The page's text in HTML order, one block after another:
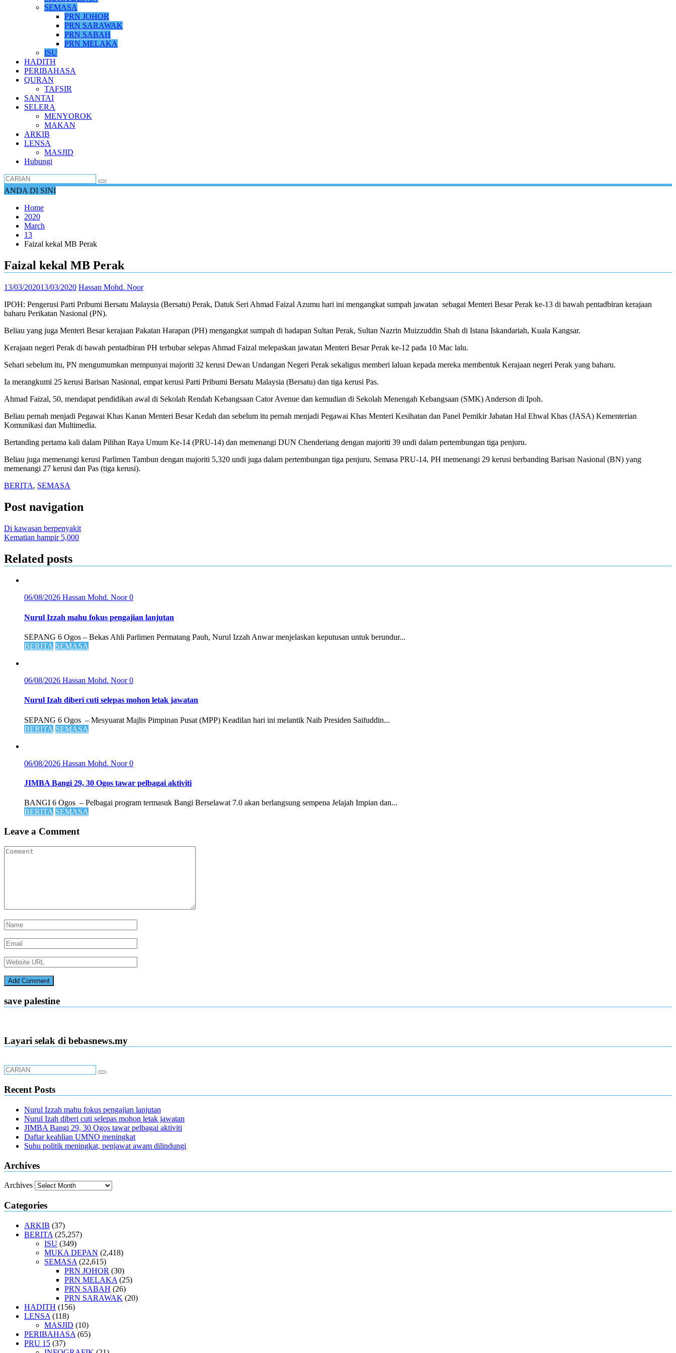
SEMASA
PRN JOHOR
PRN SARAWAK
PRN SABAH
PRN MELAKA
ISU
HADITH
PERIBAHASA
QURAN
TAFSIR
SANTAI
SELERA
MENYOROK
MAKAN
ARKIB
LENSA
MASJID
Hubungi
ANDA DI SINI
Home
2020
March
13
Faizal kekal MB Perak
Faizal kekal MB Perak
13/03/202013/03/2020 Hassan Mohd. Noor
IPOH: Pengerusi Parti Pribumi Bersatu Malaysia (Bersatu) Perak, Datuk Seri Ahmad Faizal Azumu hari ini mengangkat sumpah jawatan sebagai Menteri Besar Perak ke-13 di bawah pentadbiran kerajaan
baharu Perikatan Nasional (PN).
Beliau yang juga Menteri Besar kerajaan Pakatan Harapan (PH) mengangkat sumpah di hadapan Sultan Perak, Sultan Nazrin Muizzuddin Shah di Istana Iskandariah, Kuala Kangsar.
Kerajaan negeri Perak di bawah pentadbiran PH terbubar selepas Ahmad Faizal melepaskan jawatan Menteri Besar Perak ke-12 pada 10 Mac lalu.
Sehari sebelum itu, PN mengumumkan mempunyai majoriti 32 kerusi Dewan Undangan Negeri Perak sekaligus memberi laluan kepada mereka membentuk Kerajaan negeri Perak yang baharu.
Ia merangkumi 25 kerusi Barisan Nasional, empat kerusi Parti Pribumi Bersatu Malaysia (Bersatu) dan tiga kerusi Pas.
Ahmad Faizal, 50, mendapat pendidikan awal di Sekolah Rendah Kebangsaan Cator Avenue dan kemudian di Sekolah Menengah Kebangsaan (SMK) Anderson di Ipoh.
Beliau pernah menjadi Pegawai Khas Kanan Menteri Besar Kedah dan sebelum itu pernah menjadi Pegawai Khas Menteri Kesihatan dan Panel Pemikir Jabatan Hal Ehwal Khas (JASA) Kementerian
Komunikasi dan Multimedia.
Bertanding pertama kali dalam Pilihan Raya Umum Ke-14 (PRU-14) dan memenangi DUN Chenderiang dengan majoriti 39 undi dalam pertembungan tiga penjuru.
Beliau juga memenangi kerusi Parlimen Tambun dengan majoriti 5,320 undi juga dalam pertembungan tiga penjuru. Semasa PRU-14, PH memenangi 29 kerusi berbanding Barisan Nasional (BN) yang
memenangi 27 kerusi dan Pas (tiga kerusi).
BERITA, SEMASA
Post navigation
Di kawasan berpenyakit
Kematian hampir 5,000
Related posts
06/08/2026 Hassan Mohd. Noor0
Nurul Izzah mahu fokus pengajian lanjutan
SEPANG 6 Ogos – Bekas Ahli Parlimen Permatang Pauh, Nurul Izzah Anwar menjelaskan keputusan untuk berundur...
BERITA SEMASA
06/08/2026 Hassan Mohd. Noor0
Nurul Izah diberi cuti selepas mohon letak jawatan
SEPANG 6 Ogos – Mesyuarat Majlis Pimpinan Pusat (MPP) Keadilan hari ini melantik Naib Presiden Saifuddin...
BERITA SEMASA
06/08/2026 Hassan Mohd. Noor0
JIMBA Bangi 29, 30 Ogos tawar pelbagai aktiviti
BANGI 6 Ogos – Pelbagai program termasuk Bangi Berselawat 7.0 akan berlangsung sempena Jelajah Impian dan...
BERITA SEMASA
Leave a Comment
save palestine
Layari selak di bebasnews.my
Recent Posts
Nurul Izzah mahu fokus pengajian lanjutan
Nurul Izah diberi cuti selepas mohon letak jawatan
JIMBA Bangi 29, 30 Ogos tawar pelbagai aktiviti
Daftar keahlian UMNO meningkat
Suhu politik meningkat, penjawat awam dilindungi
Archives
Archives
Categories
ARKIB (37)
BERITA (25,257)
ISU (349)
MUKA DEPAN (2,418)
SEMASA (22,615)
PRN JOHOR (30)
PRN MELAKA (25)
PRN SABAH (26)
PRN SARAWAK (20)
HADITH (156)
LENSA (118)
MASJID (10)
PERIBAHASA (65)
PRU 15 (37)